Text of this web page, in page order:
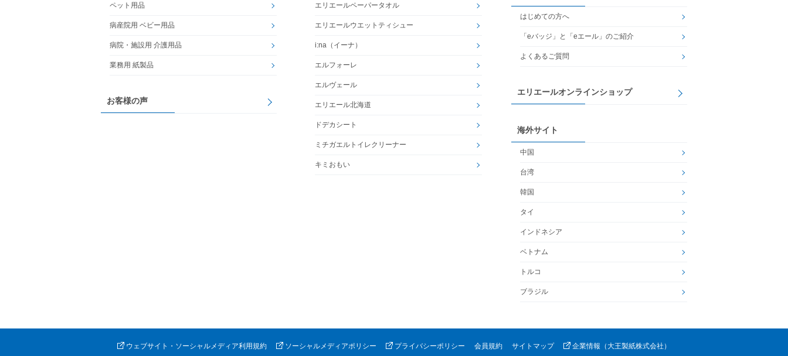
ペット用品
病産院用 ベビー用品
病院・施設用 介護用品
業務用 紙製品
お客様の声
エリエールペーパータオル
エリエールウエットティシュー
i:na（イーナ）
エルフォーレ
エルヴェール
エリエール北海道
ドデカシート
ミチガエルトイレクリーナー
キミおもい
はじめての方へ
「eバッジ」と「eエール」のご紹介
よくあるご質問
エリエールオンラインショップ
海外サイト
中国
台湾
韓国
タイ
インドネシア
ベトナム
トルコ
ブラジル
ウェブサイト・ソーシャルメディア利用規約 ソーシャルメディアポリシー プライバシーポリシー 会員規約 サイトマップ 企業情報（大王製紙株式会社）